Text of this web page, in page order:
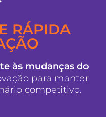
RÁPIDA
às mudanças do
para manter
competitivo.